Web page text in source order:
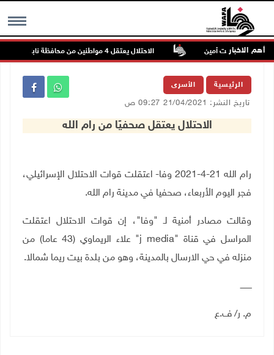
MENU أهم الاخبار
عتمة وبيت أمين الاحتلال يعتقل 4 مواطنين من محافظة نابلس
الرئيسية الأسرى
تاريخ النشر: 21/04/2021 09:27 ص
الاحتلال يعتقل صحفيًا من رام الله
رام الله 21-4-2021 وفا- اعتقلت قوات الاحتلال الإسرائيلي،
فجر اليوم الأربعاء، صحفيا في مدينة رام الله.
وقالت مصادر أمنية لـ "وفا"، إن قوات الاحتلال اعتقلت
المراسل في قناة "j media
" علاء الريماوي (43 عاما) من
منزله في حي الارسال بالمدينة، وهو من بلدة بيت ريما شمالا.
ـــــــــ
م. ر/ ف.ع